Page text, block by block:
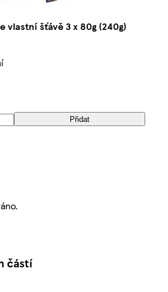
vlastní šťávě 3 x 80g (240g)
Přidat
částí